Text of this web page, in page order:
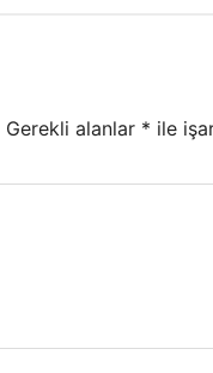
Gerekli alanlar * ile